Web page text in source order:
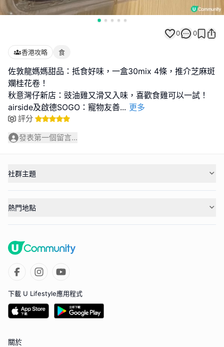
0 0
香港攻略 食
佐敦龍媽媽甜品：抵食好味，一盒30mix 4條，推介芝麻斑
斕桂花卷！
秋意灣仔新店：豉油雞又滑又入味，喜歡食雞可以一試！
airside及啟德SOGO：寵物友善... 更多
評分
發表第一個留言...
社群主題
熱門地點
下載 U Lifestyle應用程式
關於